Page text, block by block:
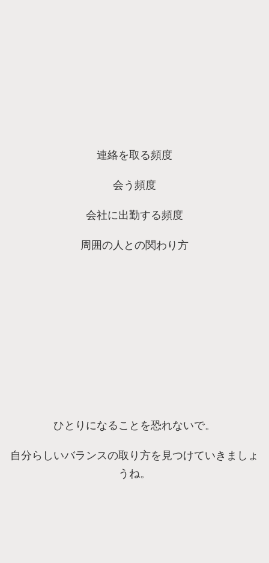
連絡を取る頻度
会う頻度
会社に出勤する頻度
周囲の人との関わり方
ひとりになることを恐れないで。
自分らしいバランスの取り方を見つけていきましょ
うね。